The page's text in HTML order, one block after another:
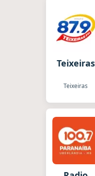
Teixeiras
Teixeiras